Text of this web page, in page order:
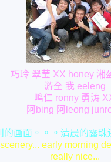
巧玲 翠莹 XX honey 湘
游全 我 eeleng
鸣仁 ronny 勇涛
阿bing 阿leong
的画面。。。清晨的露珠
early morning
really nice...